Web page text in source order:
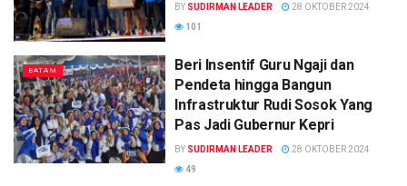
BY SUDIRMAN LEADER
28 OKTOBER 2024
101
BATAM
Beri Insentif Guru Ngaji dan
Pendeta hingga Bangun
Infrastruktur Rudi Sosok Yang
Pas Jadi Gubernur Kepri
BY SUDIRMAN LEADER
28 OKTOBER 2024
49